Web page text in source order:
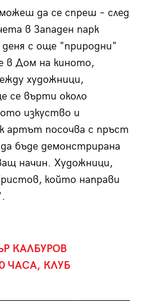
да се спреш – след
в Западен парк
с още "природни"
в Дом на киното,
художници,
се върти около
изкуство и
артът посочва с пръст
бъде демонстрирана
начин. Художници,
който направи
КАЛБУРОВ
ЧАСА, КЛУБ